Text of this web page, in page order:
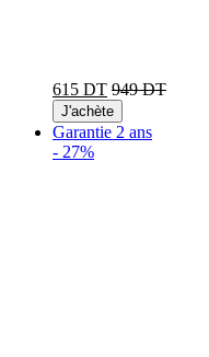
615 DT 949 DT
J'achète
Garantie 2 ans
- 27%